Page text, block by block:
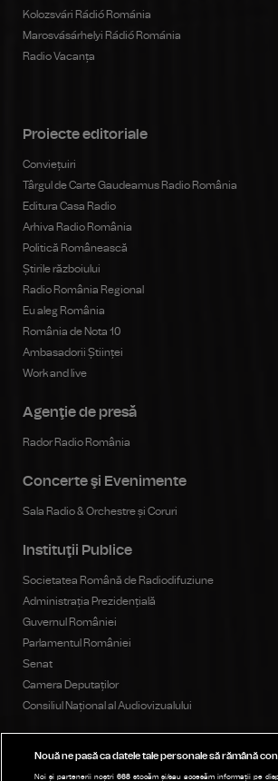
Kolozsvári Rádió Románia
Marosvásárhelyi Rádió Románia
Radio Vacanța
Proiecte editoriale
Conviețuiri
Târgul de Carte Gaudeamus Radio România
Editura Casa Radio
Arhiva Radio România
Politică Românească
Știrile războiului
Radio România Regional
Eu aleg România
România de Nota 10
Ambasadorii Științei
Work and live
Agenţie de presă
Rador Radio România
Concerte şi Evenimente
Sala Radio & Orchestre și Coruri
Instituţii Publice
Societatea Română de Radiodifuziune
Administrația Prezidențială
Guvernul României
Parlamentul României
Senat
Camera Deputaților
Consiliul Național al Audiovizualului
Nouă ne pasă ca datele tale personale să rămână
Noi și partenerii noștri668 stocăm și/sau accesăm informații pe